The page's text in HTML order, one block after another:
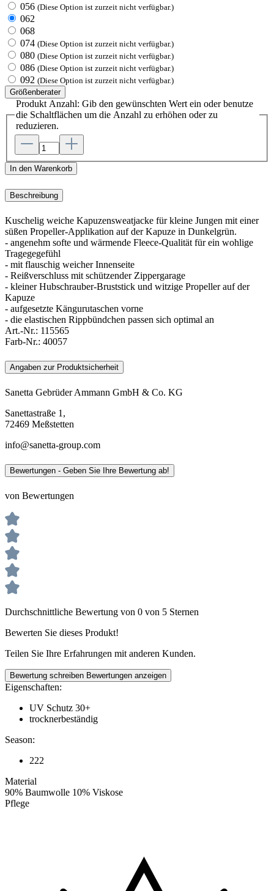
056 (Diese Option ist zurzeit nicht verfügbar.)
062
068
074 (Diese Option ist zurzeit nicht verfügbar.)
080 (Diese Option ist zurzeit nicht verfügbar.)
086 (Diese Option ist zurzeit nicht verfügbar.)
092 (Diese Option ist zurzeit nicht verfügbar.)
Größenberater
Produkt Anzahl: Gib den gewünschten Wert ein oder benutze
die Schaltflächen um die Anzahl zu erhöhen oder zu
reduzieren.
In den Warenkorb
Beschreibung
Kuschelig weiche Kapuzensweatjacke für kleine Jungen mit einer
süßen Propeller-Applikation auf der Kapuze in Dunkelgrün.
- angenehm softe und wärmende Fleece-Qualität für ein wohlige
Tragegegefühl
- mit flauschig weicher Innenseite
- Reißverschluss mit schützender Zippergarage
- kleiner Hubschrauber-Bruststick und witzige Propeller auf der
Kapuze
- aufgesetzte Kängurutaschen vorne
- die elastischen Rippbündchen passen sich optimal an
Art.-Nr.: 115565
Farb-Nr.: 40057
Angaben zur Produktsicherheit
Sanetta Gebrüder Ammann GmbH & Co. KG
Sanettastraße 1,
72469 Meßstetten
info@sanetta-group.com
Bewertungen - Geben Sie Ihre Bewertung ab!
von Bewertungen
Durchschnittliche Bewertung von 0 von 5 Sternen
Bewerten Sie dieses Produkt!
Teilen Sie Ihre Erfahrungen mit anderen Kunden.
Bewertung schreiben Bewertungen anzeigen
Eigenschaften:
UV Schutz 30+
trocknerbeständig
Season:
222
Material
90% Baumwolle 10% Viskose
Pflege